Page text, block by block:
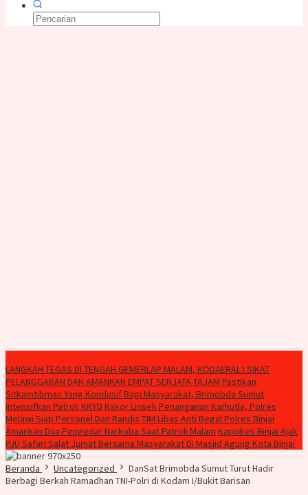
LANGKAH TEGAS DI TENGAH GEMERLAP MALAM, KODAERAL I SIKAT
PELANGGARAN DAN AMANKAN EMPAT SENJATA TAJAM Pastikan
Sitkamtibmas Yang Kondusif Bagi Masyarakat, Brimobda Sumut
Intensifkan Patroli KRYD Rakor Linsek Penanganan Karhutla, Polres
Melawi Siap Personel Dan Randis TIM Libas Anti Begal Polres Binjai
Amankan Dua Pengedar Narkoba Saat Patroli Malam Kapolres Binjai Ajak
PJU Safari Salat Jumat Bersama Masyarakat Di Masjid Agung Kota Binjai
Beranda
Uncategorized
DanSat Brimobda Sumut Turut Hadir
Berbagi Berkah Ramadhan TNI-Polri di Kodam I/Bukit Barisan